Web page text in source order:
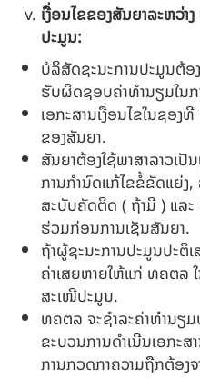
ເງື່ອນໄຂຂອງສັນຍາລະຫວ່
ປະມູນ:
ບໍລິສັດຊະນະການປະມູນຕ້
ຮັບຜິດຊອບຄ່າທຳນຽມໃນ
ເອກະສານເງື່ອນໄຂໃນຊອງ
ຂອງສັນຍາ.
ສັນຍາຕ້ອງໃຊ້ພາສາລາວເ
ການກໍານົດແກ້ໄຂຂໍ້ຂັດແຍ່ງ,
ສະບັບຄັດຕິດ ( ຖ້າມີ ) ແລະ
ຮ່ວມກ່ອນການເຊັນສັນຍາ.
ຖ້າຜູ້ຊະນະການປະມູນປະຕິ
ຄ່າເສຍຫາຍໃຫ້ແກ່ ທຄຕລ
ສະເໜີປະມູນ.
ທຄຕລ ຈະຊໍາລະຄ່າທໍານຽ
ຂະບວນການດຳເນີນເອກະ
ການກວດກາຄວາມຖືກຕ້ອງຈ